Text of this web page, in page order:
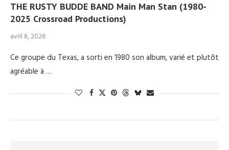
THE RUSTY BUDDE BAND Main Man Stan (1980-
2025 Crossroad Productions)
avril 8, 2026
Ce groupe du Texas, a sorti en 1980 son album, varié et plutôt
agréable à …